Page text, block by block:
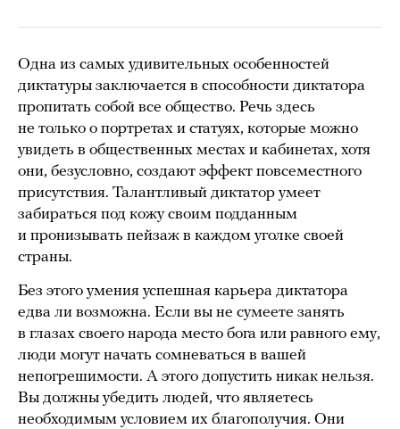
Одна из самых удивительных особенностей
диктатуры заключается в способности диктатора
пропитать собой все общество. Речь здесь
не только о портретах и статуях, которые можно
увидеть в общественных местах и кабинетах, хотя
они, безусловно, создают эффект повсеместного
присутствия. Талантливый диктатор умеет
забираться под кожу своим подданным
и пронизывать пейзаж в каждом уголке своей
страны.
Без этого умения успешная карьера диктатора
едва ли возможна. Если вы не сумеете занять
в глазах своего народа место бога или равного ему,
люди могут начать сомневаться в вашей
непогрешимости. А этого допустить никак нельзя.
Вы должны убедить людей, что являетесь
необходимым условием их благополучия. Они